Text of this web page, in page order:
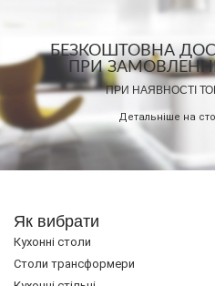
БЕЗКОШТОВНА
ПРИ ЗАМОВЛЕННІ
ПРИ НАЯВНОСТІ
Детальніше на
Як вибрати
Кухонні столи
Cтоли трансформери